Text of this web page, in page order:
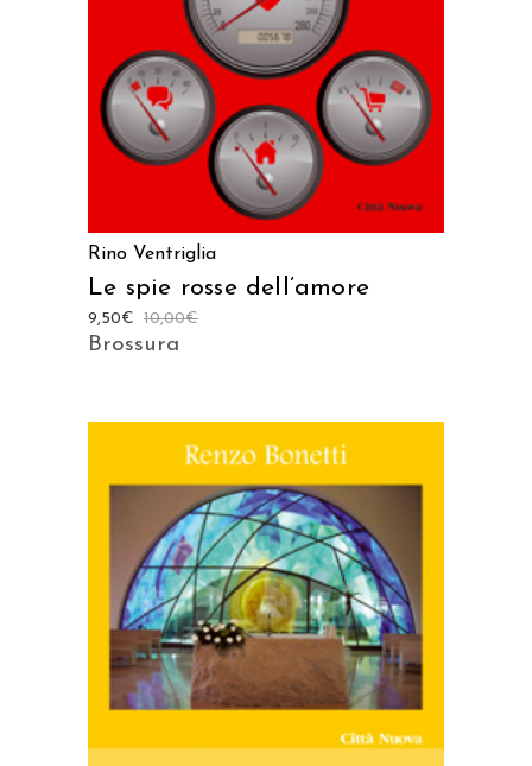
Rino Ventriglia
Le spie rosse dell’amore
10,00€
9,50€
Brossura
AGGIUNGI AL CARRELLO